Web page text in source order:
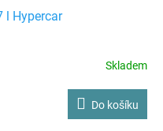
l Hypercar
Skladem
Do košíku